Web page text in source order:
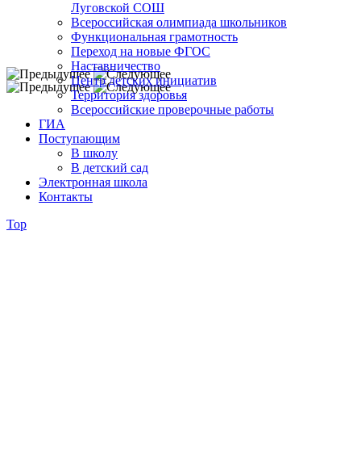
Луговской СОШ
Всероссийская олимпиада школьников
Функциональная грамотность
Переход на новые ФГОС
Наставничество
Центр детских инициатив
Территория здоровья
Всероссийские проверочные работы
ГИА
Поступающим
В школу
В детский сад
Электронная школа
Контакты
Top